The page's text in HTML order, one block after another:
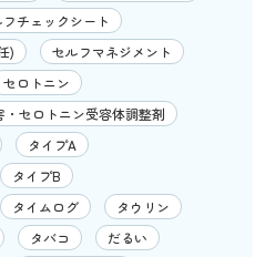
チェックシート
)
セルフマネジメント
セロトニン
セロトニン受容体調整剤
タイプA
タイプB
タイムログ
タウリン
タバコ
だるい